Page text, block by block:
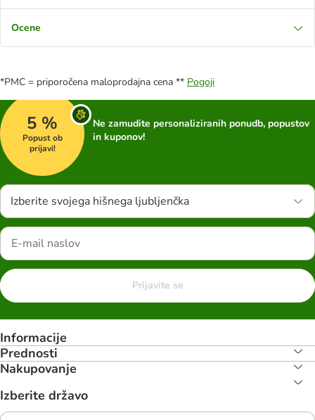
Ocene
*PMC = priporočena maloprodajna cena ** Pogoji
5 %
Popust ob
prijavi!
Ne zamudite personaliziranih ponudb, popustov
in kuponov!
Izberite svojega hišnega ljubljenčka
Prijavite se
Informacije
Prednosti
Nakupovanje
Izberite državo